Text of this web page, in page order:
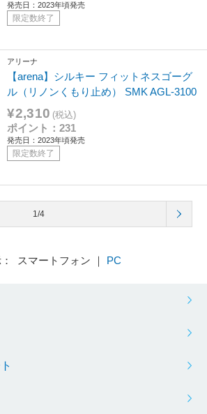
発売日：2023年頃発売
限定数終了
アリーナ
【arena】シルキー フィットネスゴーグ
ル（リノンくもり止め） SMK AGL-3100
¥2,310 (税込)
ポイント：231
発売日：2023年頃発売
限定数終了
1/4
スマートフォン ｜ PC